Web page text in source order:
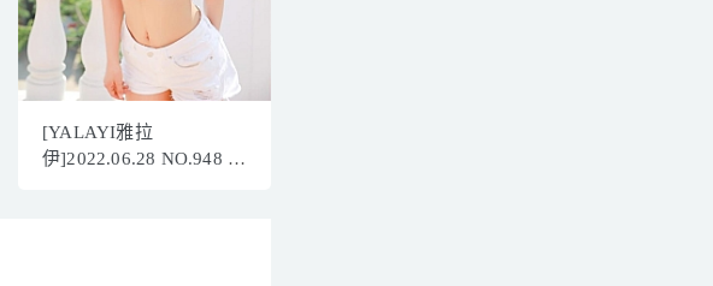
[YALAYI雅拉
伊]2022.06.28 NO.948 青